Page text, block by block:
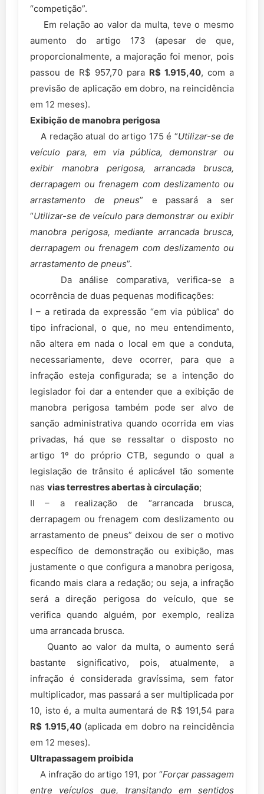
“competição”.
Em relação ao valor da multa, teve o mesmo
aumento do artigo 173 (apesar de que,
proporcionalmente, a majoração foi menor, pois
passou de R$ 957,70 para R$ 1.915,40, com a
previsão de aplicação em dobro, na reincidência
em 12 meses).
Exibição de manobra perigosa
A redação atual do artigo 175 é “Utilizar-se de
veículo para, em via pública, demonstrar ou
exibir manobra perigosa, arrancada brusca,
derrapagem ou frenagem com deslizamento ou
arrastamento de pneus” e passará a ser
“Utilizar-se de veículo para demonstrar ou exibir
manobra perigosa, mediante arrancada brusca,
derrapagem ou frenagem com deslizamento ou
arrastamento de pneus”.
Da análise comparativa, verifica-se a
ocorrência de duas pequenas modificações:
I – a retirada da expressão “em via pública” do
tipo infracional, o que, no meu entendimento,
não altera em nada o local em que a conduta,
necessariamente, deve ocorrer, para que a
infração esteja configurada; se a intenção do
legislador foi dar a entender que a exibição de
manobra perigosa também pode ser alvo de
sanção administrativa quando ocorrida em vias
privadas, há que se ressaltar o disposto no
artigo 1º do próprio CTB, segundo o qual a
legislação de trânsito é aplicável tão somente
nas vias terrestres abertas à circulação;
II – a realização de “arrancada brusca,
derrapagem ou frenagem com deslizamento ou
arrastamento de pneus” deixou de ser o motivo
específico de demonstração ou exibição, mas
justamente o que configura a manobra perigosa,
ficando mais clara a redação; ou seja, a infração
será a direção perigosa do veículo, que se
verifica quando alguém, por exemplo, realiza
uma arrancada brusca.
Quanto ao valor da multa, o aumento será
bastante significativo, pois, atualmente, a
infração é considerada gravíssima, sem fator
multiplicador, mas passará a ser multiplicada por
10, isto é, a multa aumentará de R$ 191,54 para
R$ 1.915,40(aplicada em dobro na reincidência
em 12 meses).
Ultrapassagem proibida
A infração do artigo 191, por “Forçar passagem
entre veículos que, transitando em sentidos